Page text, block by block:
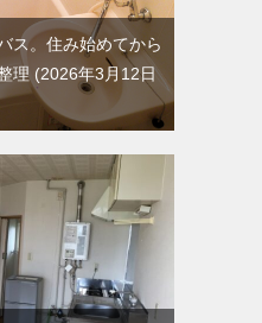
ス。住み始めてから
理
2026年3月12日